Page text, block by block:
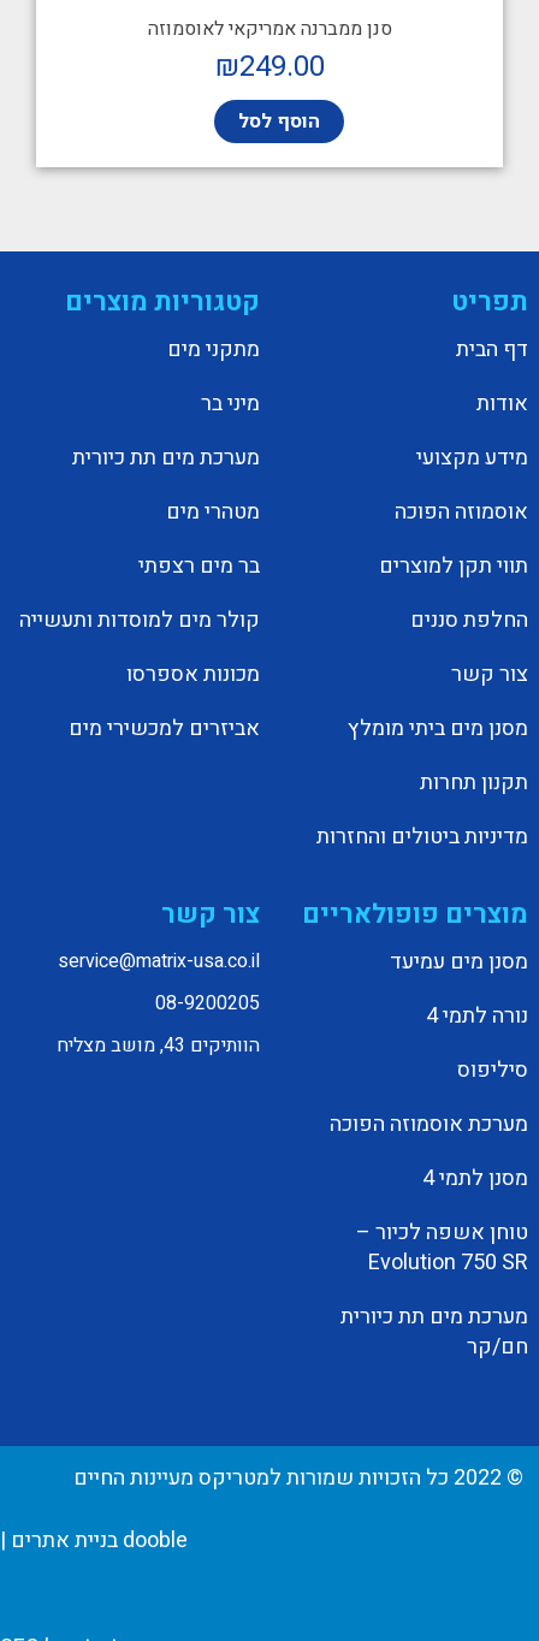
סנן ממברנה אמריקאי לאוסמוזה
₪249.00
הוסף לסל
תפריט
דף הבית
אודות
מידע מקצועי
אוסמוזה הפוכה
תווי תקן למוצרים
החלפת סננים
צור קשר
מסנן מים ביתי מומלץ
תקנון תחרות
מדיניות ביטולים והחזרות
קטגוריות מוצרים
מתקני מים
מיני בר
מערכת מים תת כיורית
מטהרי מים
בר מים רצפתי
קולר מים למוסדות ותעשייה
מכונות אספרסו
אביזרים למכשירי מים
מוצרים פופולאריים
מסנן מים עמיעד
נורה לתמי 4
סיליפוס
מערכת אוסמוזה הפוכה
מסנן לתמי 4
טוחן אשפה לכיור –
Evolution 750 SR
מערכת מים תת כיורית
חם/קר
צור קשר
service@matrix-usa.co.il
08-9200205
הוותיקים 43, מושב מצליח
© 2022 כל הזכויות שמורות למטריקס מעיינות החיים
dooble בניית אתרים
|